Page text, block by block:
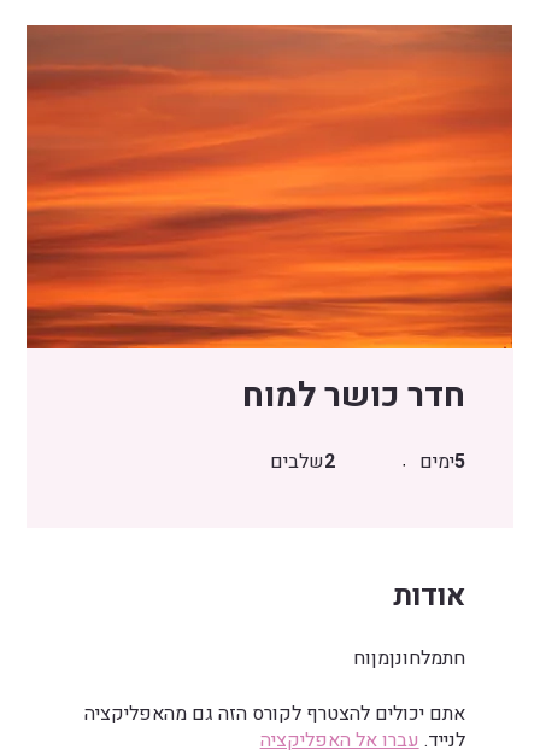
חדר כושר למוח
5ימים 2שלבים
אודות
חתמלחונןמןוח
אתם יכולים להצטרף לקורס הזה גם מהאפליקציה
לנייד.עברו אל האפליקציה